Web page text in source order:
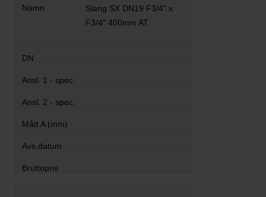
Slang SX DN19 F3/4" x
F3/4" 400mm AT